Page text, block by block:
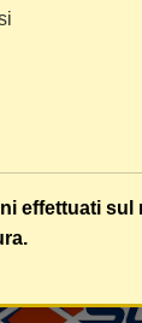
€ 19,03 €
effettuati